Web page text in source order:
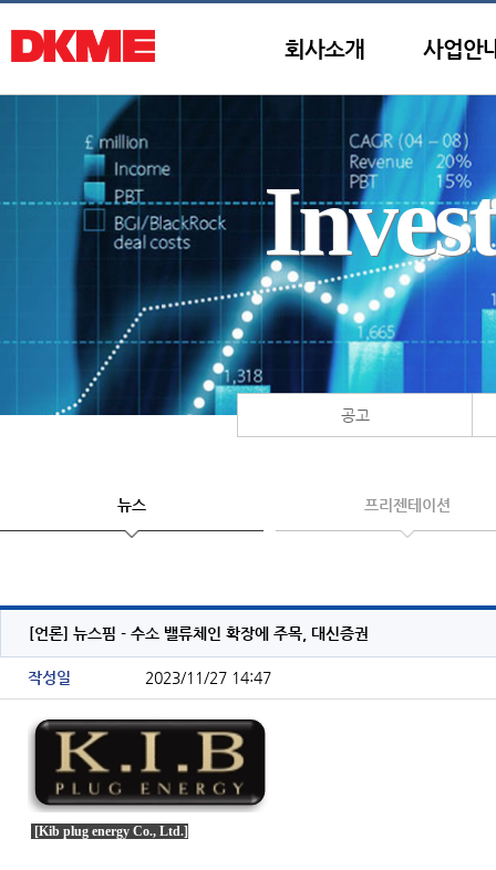
회사소개 사업안
공고
뉴스 프리젠테이션
[언론] 뉴스핌 - 수소 밸류체인 확장에 주목, 대신증권
작성일 2023/11/27 14:47
[Kib plug energy Co., Ltd.]